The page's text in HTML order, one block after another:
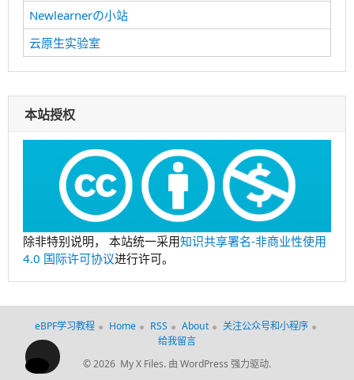
Newlearnerの小站
云原生实验室
本站授权
除非特别说明， 本站统一采用知识共享署名-非商业性使用
4.0 国际许可协议进行许可。
eBPF学习教程 Home RSS About
关注公众号和小程序
给我留言
© 2026 My X Files. 由 WordPress 强力驱动.